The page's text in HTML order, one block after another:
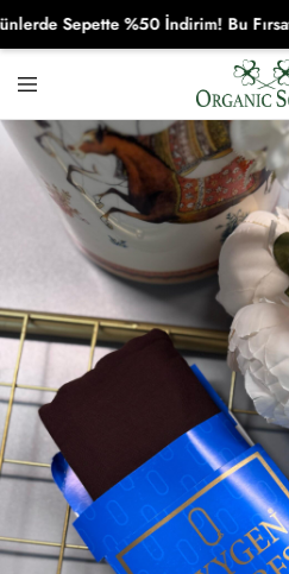
Organikscarf
Sepette %50 İndirim! Bu Fırsatı